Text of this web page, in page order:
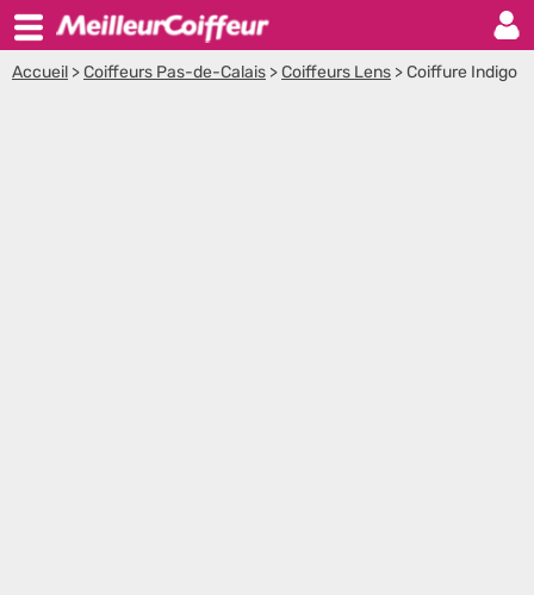
Accueil >Coiffeurs Pas-de-Calais >Coiffeurs Lens >Coiffure Indigo